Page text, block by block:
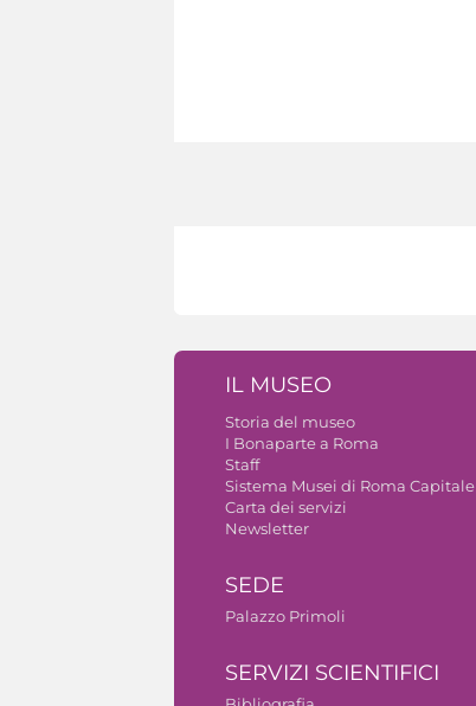
IL MUSEO
Storia del museo
I Bonaparte a Roma
Staff
Sistema Musei di Roma Capitale
Carta dei servizi
Newsletter
SEDE
Palazzo Primoli
SERVIZI SCIENTIFICI